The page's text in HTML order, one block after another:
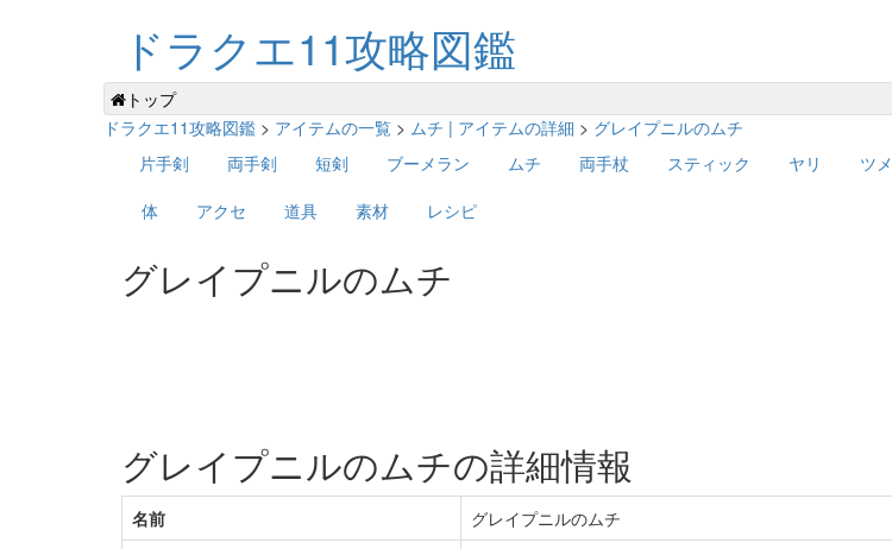
ドラクエ11攻略図鑑
トップ
ドラクエ11攻略図鑑 > アイテムの一覧 > ムチ | アイテムの詳細 > グレイプニルのムチ
片手剣
両手剣 短剣 ブーメラン ムチ 両手杖 スティック ヤリ ツメ
体
アクセ 道具 素材 レシピ
グレイプニルのムチ
グレイプニルのムチの詳細情報
名前
グレイプニルのムチ